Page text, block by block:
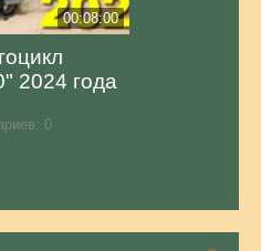
00:08:00
2024 года
0